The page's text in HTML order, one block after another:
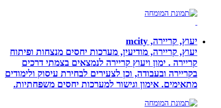
יעוץ, קריירה, mcity
יעוץ, קריירה, מודיעין, מערכות יחסים מנצחות ופיתוח
קריירה . ימון ויעוץ קריירה לנמצאים בצמתי דרכים
בקריירה ובעבודה, וכן לצעירים לבחירת עיסוק ולימודים
מתאימים. אימון וגישור למערכות יחסים משפחתיות.